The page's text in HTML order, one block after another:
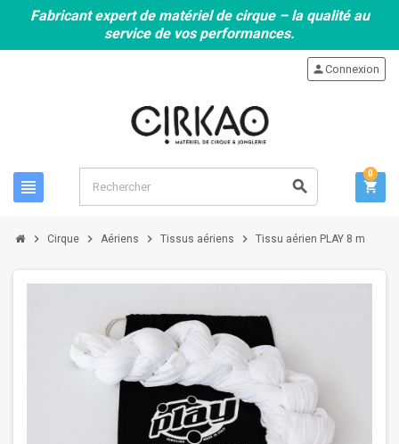
Fabricant expert de matériel de cirque – la qualité au
service de vos performances.
view_headline search
personConnexion
shopping_cart
0
chevron_right Cirque chevron_right Aériens chevron_right Tissus aériens chevron_right Tissu aérien PLAY 8 m